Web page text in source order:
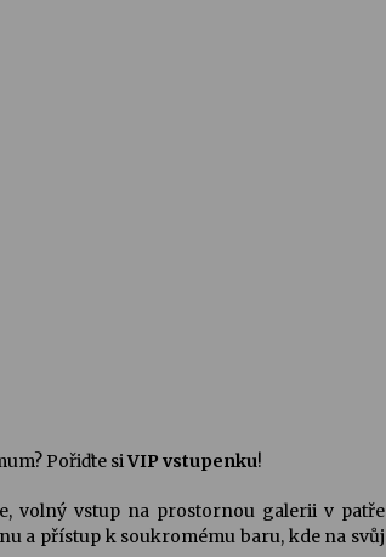
Pořiďte siVIP vstupenku!
volný vstup na prostornou galerii v patře
a přístup k soukromému baru, kde na svůj